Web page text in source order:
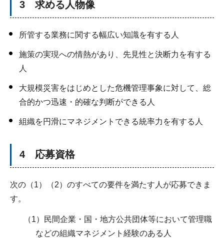
3 求める人物像
所管する業務に関する幅広い知識を有する人
施策の実現への情熱があり、先見性と決断力を有する
人
大規模災害をはじめとした危機管理事象に対して、総
合的かつ迅速・的確な判断ができる人
組織を円滑にマネジメントできる統率力を有する人
4 応募資格
次の（1）（2）のすべての要件を満たす人が応募できま
す。
（1）民間企業・国・地方公共団体等において管理職
などの組織マネジメント経験のある人